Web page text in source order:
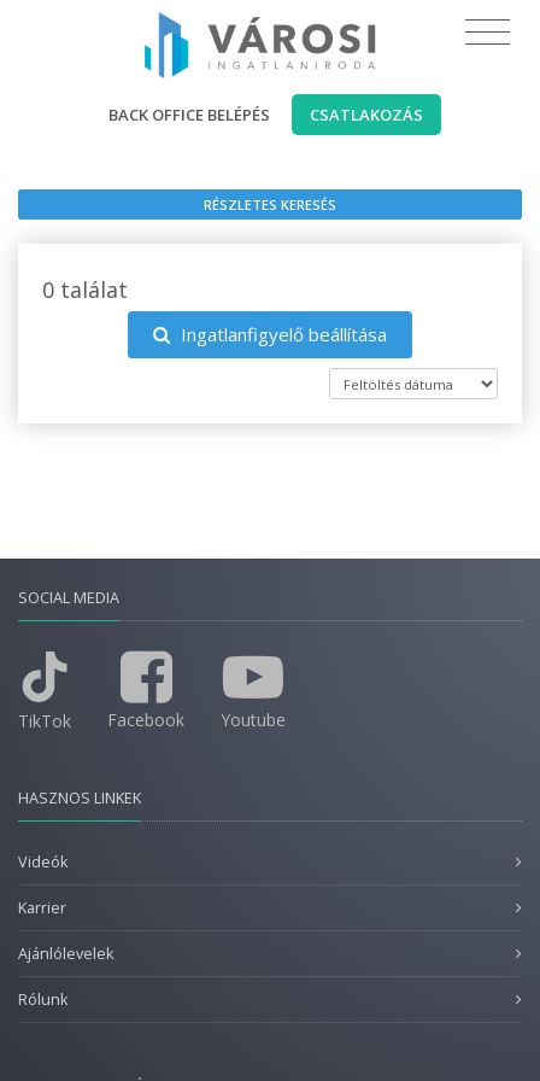
BACK OFFICE BELÉPÉS CSATLAKOZÁS
RÉSZLETES KERESÉS
0 találat
Ingatlanfigyelő beállítása
SOCIAL MEDIA
TikTok Facebook Youtube
HASZNOS LINKEK
Videók
Karrier
Ajánlólevelek
Rólunk